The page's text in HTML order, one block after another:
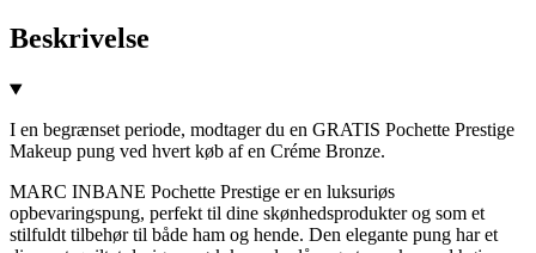
Beskrivelse
I en begrænset periode, modtager du en GRATIS Pochette Prestige
Makeup pung ved hvert køb af en Créme Bronze.
MARC INBANE Pochette Prestige er en luksuriøs
opbevaringspung, perfekt til dine skønhedsprodukter og som et
stilfuldt tilbehør til både ham og hende. Den elegante pung har et